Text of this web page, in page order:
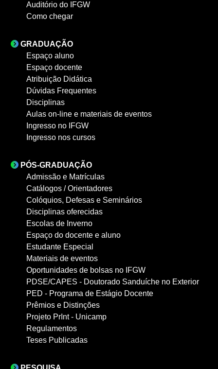
Auditório do IFGW
Como chegar
GRADUAÇÃO
Espaço aluno
Espaço docente
Atribuição Didática
Dúvidas Frequentes
Disciplinas
Aulas on-line e materiais de eventos
Ingresso no IFGW
Ingresso nos cursos
PÓS-GRADUAÇÃO
Admissão e Matrículas
Catálogos / Orientadores
Colóquios, Defesas e Seminários
Disciplinas oferecidas
Escolas de Inverno
Espaço do docente e aluno
Estudante Especial
Materiais de eventos
Oportunidades de bolsas no IFGW
PDSE/CAPES - Doutorado Sanduíche no Exterior
PED - Programa de Estágio Docente
Prêmios e Distinções
Projeto PrInt - Unicamp
Regulamentos
Teses Publicadas